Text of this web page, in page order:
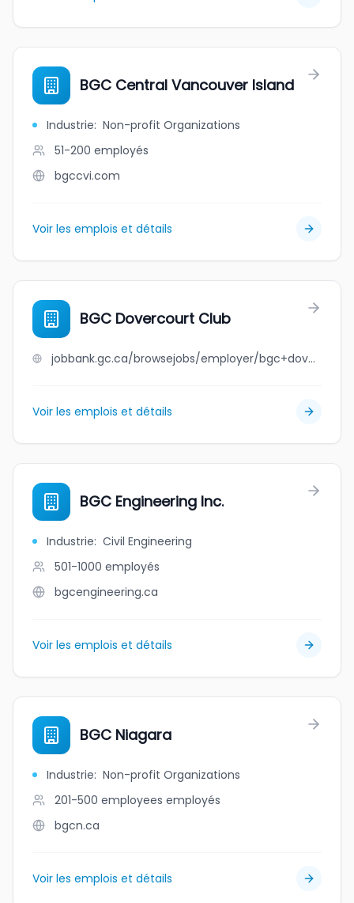
BGC Central Vancouver Island
Industrie: Non-profit Organizations
51-200 employés
bgccvi.com
Voir les emplois et détails
BGC Dovercourt Club
jobbank.gc.ca/browsejobs/employer/bgc+dovercourt+club/ca
Voir les emplois et détails
BGC Engineering Inc.
Industrie: Civil Engineering
501-1000 employés
bgcengineering.ca
Voir les emplois et détails
BGC Niagara
Industrie: Non-profit Organizations
201-500 employees employés
bgcn.ca
Voir les emplois et détails